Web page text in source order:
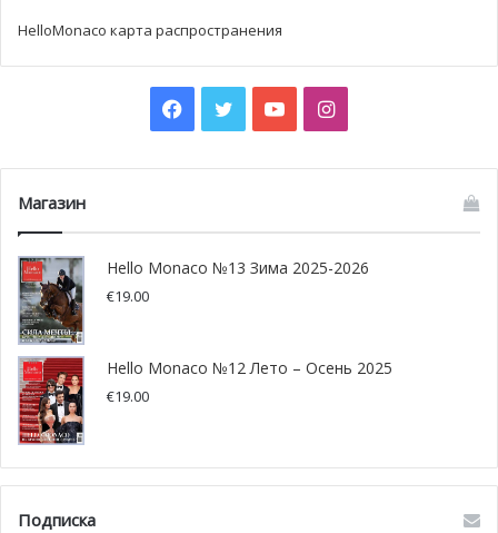
HelloMonaco карта распространения
Facebook
TwitterYouTubeInstagram
Магазин
Hello Monaco №13 Зима 2025-2026
€19.00
Hello Monaco №12 Лето – Осень 2025
€19.00
Подписка